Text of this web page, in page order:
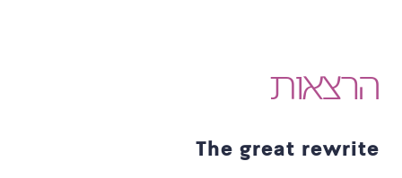
הרצאות
The great rewrite